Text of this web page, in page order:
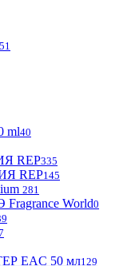
51
ml40
REP335
REP145
281
World0
EAC 50 мл129